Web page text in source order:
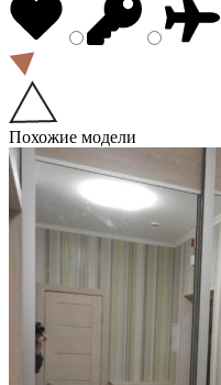
Похожие модели